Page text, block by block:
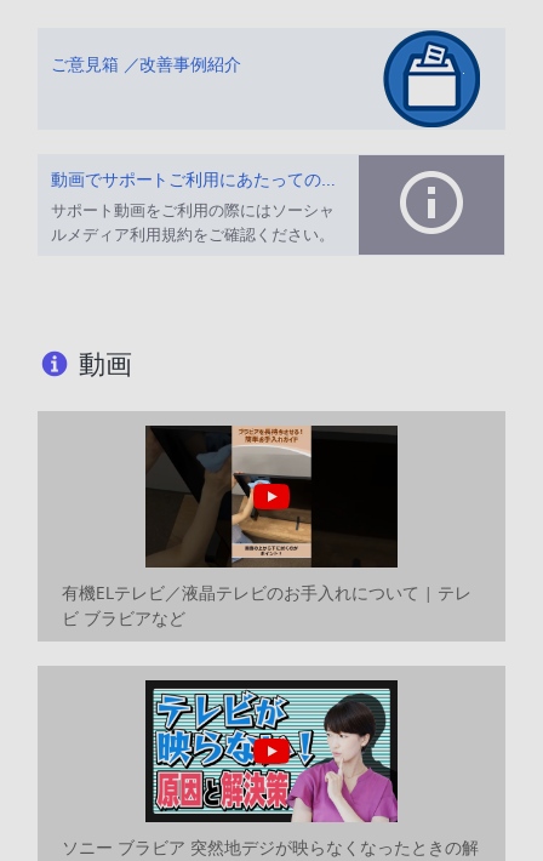
ご意見箱 ／改善事例紹介
動画でサポートご利用にあたってのお願い
サポート動画をご利用の際にはソーシャ
ルメディア利用規約をご確認ください。
動画
有機ELテレビ／液晶テレビのお手入れについて | テレ
ビ ブラビアなど
ソニー ブラビア 突然地デジが映らなくなったときの解